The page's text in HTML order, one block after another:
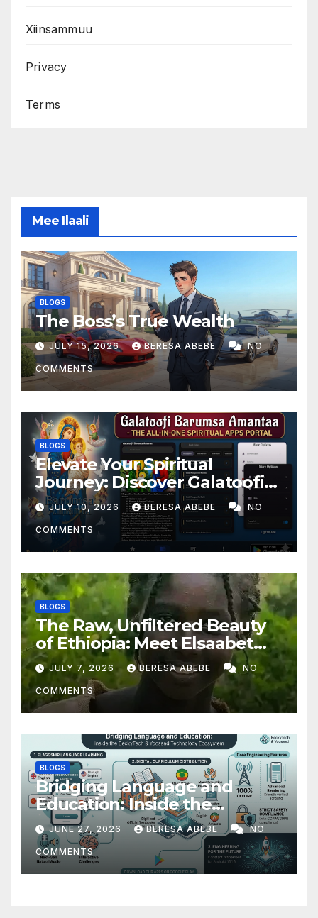
Xiinsammuu
Privacy
Terms
Mee Ilaali
BLOGS
The Boss’s True Wealth
JULY 15, 2026 BERESA ABEBE NO
COMMENTS
BLOGS
Elevate Your Spiritual
Journey: Discover Galatoofi
Barumsa Amantaa
JULY 10, 2026 BERESA ABEBE NO
COMMENTS
BLOGS
The Raw, Unfiltered Beauty
of Ethiopia: Meet Elsaabet
Dastaa
JULY 7, 2026 BERESA ABEBE NO
COMMENTS
BLOGS
Bridging Language and
Education: Inside the
BeckyTech & Yoosaad
Technology Ecosystem
JUNE 27, 2026 BERESA ABEBE NO
COMMENTS